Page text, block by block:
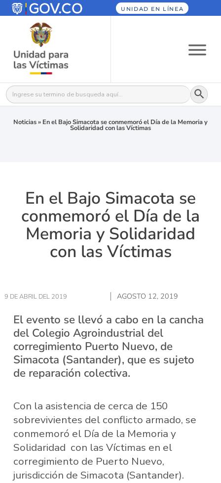
UNIDAD EN LÍNEA
Buscar: Botón
Noticias» En el Bajo Simacota se conmemoró el Día de la Memoria y
Solidaridad con las Víctimas
En el Bajo Simacota se
conmemoró el Día de la
Memoria y Solidaridad
con las Víctimas
9 DE ABRIL DEL 2019 AGOSTO 12, 2019
El evento se llevó a cabo en la cancha
del Colegio Agroindustrial del
corregimiento Puerto Nuevo, de
Simacota (Santander), que es sujeto
de reparación colectiva.
Con la asistencia de cerca de 150
sobrevivientes del conflicto armado, se
conmemoró el Día de la Memoria y
Solidaridad con las Víctimas en el
corregimiento de Puerto Nuevo,
jurisdicción de Simacota (Santander).